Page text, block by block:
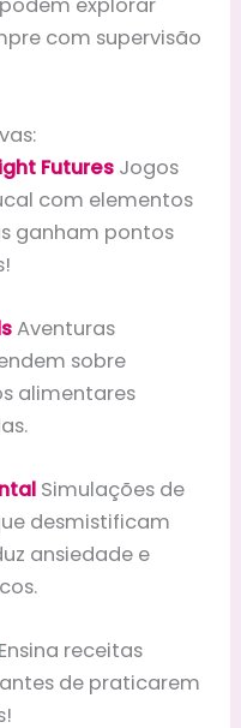
explorar
com supervisão
Futures Jogos
com elementos
ganham pontos
Aventuras
sobre
alimentares
Simulações de
desmistificam
ansiedade e
Ensina receitas
de praticarem